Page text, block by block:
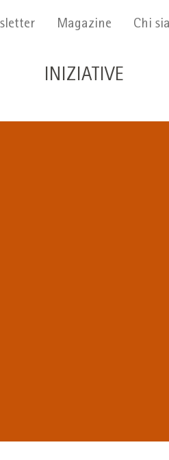
Secondario
Magazine Chi
Navigazione
INIZIATIVE